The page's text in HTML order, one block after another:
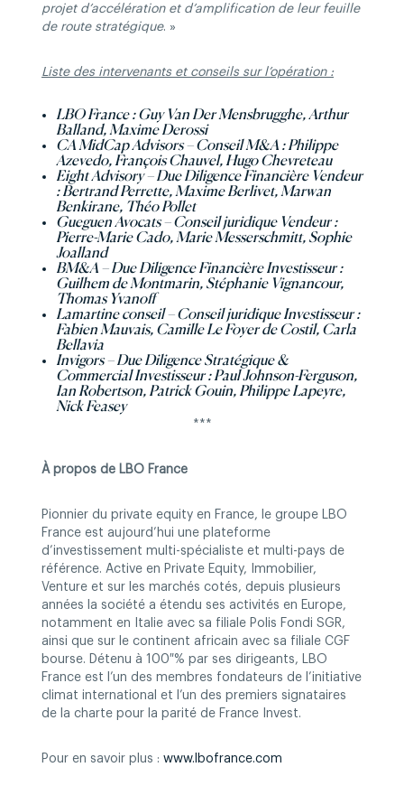
projet d’accélération et d’amplification de leur feuille
de route stratégique. »
Liste des intervenants et conseils sur l’opération :
LBO France : Guy Van Der Mensbrugghe, Arthur
Balland, Maxime Derossi
CA MidCap Advisors – Conseil M&A : Philippe
Azevedo, François Chauvel, Hugo Chevreteau
Eight Advisory – Due Diligence Financière Vendeur
: Bertrand Perrette, Maxime Berlivet, Marwan
Benkirane, Théo Pollet
Gueguen Avocats – Conseil juridique Vendeur :
Pierre-Marie Cado, Marie Messerschmitt, Sophie
Joalland
BM&A – Due Diligence Financière Investisseur :
Guilhem de Montmarin, Stéphanie Vignancour,
Thomas Yvanoff
Lamartine conseil – Conseil juridique Investisseur :
Fabien Mauvais, Camille Le Foyer de Costil, Carla
Bellavia
Invigors – Due Diligence Stratégique &
Commercial Investisseur : Paul Johnson-Ferguson,
Ian Robertson, Patrick Gouin, Philippe Lapeyre,
Nick Feasey
***
À propos de LBO France
Pionnier du private equity en France, le groupe LBO
France est aujourd’hui une plateforme
d’investissement multi-spécialiste et multi-pays de
référence. Active en Private Equity, Immobilier,
Venture et sur les marchés cotés, depuis plusieurs
années la société a étendu ses activités en Europe,
notamment en Italie avec sa filiale Polis Fondi SGR,
ainsi que sur le continent africain avec sa filiale CGF
bourse. Détenu à 100 % par ses dirigeants, LBO
France est l’un des membres fondateurs de l’initiative
climat international et l’un des premiers signataires
de la charte pour la parité de France Invest.
Pour en savoir plus : www.lbofrance.com